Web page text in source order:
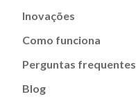
Inovações
Como funciona
Perguntas frequentes
Blog